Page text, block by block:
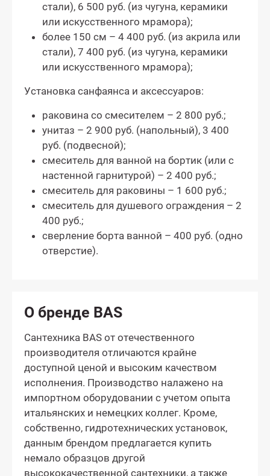
стали), 6 500 руб. (из чугуна, керамики
или искусственного мрамора);
более 150 см – 4 400 руб. (из акрила или
стали), 7 400 руб. (из чугуна, керамики
или искусственного мрамора);
Установка санфаянса и аксессуаров:
раковина со смесителем – 2 800 руб.;
унитаз – 2 900 руб. (напольный), 3 400
руб. (подвесной);
смеситель для ванной на бортик (или с
настенной гарнитурой) – 2 400 руб.;
смеситель для раковины – 1 600 руб.;
смеситель для душевого ограждения – 2
400 руб.;
сверление борта ванной – 400 руб. (одно
отверстие).
О бренде BAS
Сантехника BAS от отечественного
производителя отличаются крайне
доступной ценой и высоким качеством
исполнения. Производство налажено на
импортном оборудовании с учетом опыта
итальянских и немецких коллег. Кроме,
собственно, гидротехнических установок,
данным брендом предлагается купить
немало образцов другой
высококачественной сантехники, а также